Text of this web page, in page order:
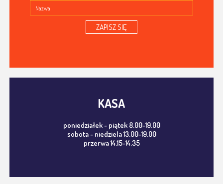
ZAPISZ SIĘ
KASA
poniedziałek - piątek 8.00-19.00
sobota - niedziela 13.00-19.00
przerwa 14.15-14.35